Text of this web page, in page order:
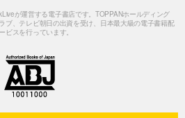
が運営する電子書店です。TOPPANホールディング
ブ、テレビ朝日の出資を受け、日本最大級の電子書籍配
ビスを行っています。